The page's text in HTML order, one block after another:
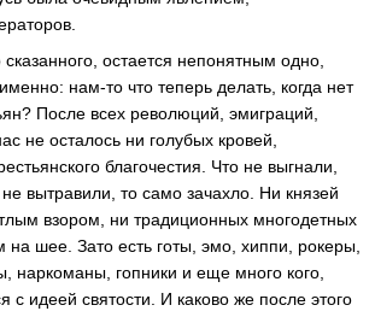
остается непонятным одно,
нам-то что теперь делать, когда нет
После всех революций, эмиграций,
не осталось ни голубых кровей,
благочестия. Что не выгнали,
вытравили, то само зачахло. Ни князей
взором, ни традиционных многодетных
на шее. Зато есть готы, эмо, хиппи, рокеры,
наркоманы, гопники и еще много кого,
идеей святости. И каково же после этого